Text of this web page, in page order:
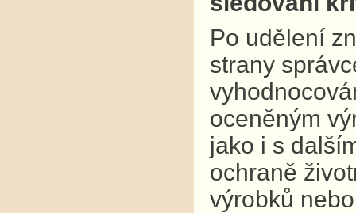
Po udělení
strany
oceněným
jako i s
ochraně
výrobků